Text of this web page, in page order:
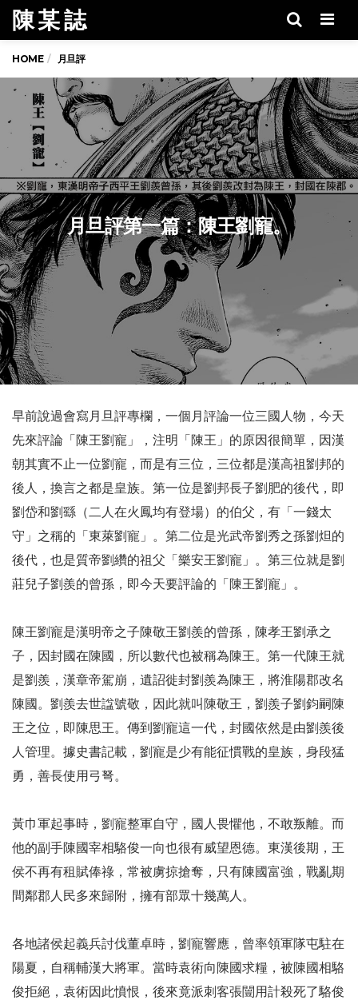
陳 某 誌
HOME 月旦評
月旦評第一篇：陳王劉寵。
早前說過會寫月旦評專欄，一個月評論一位三國人物，今天
先來評論「陳王劉寵」，注明「陳王」的原因很簡單，因漢
朝其實不止一位劉寵，而是有三位，三位都是漢高祖劉邦的
後人，換言之都是皇族。第一位是劉邦長子劉肥的後代，即
劉岱和劉繇（二人在火鳳均有登場）的伯父，有「一錢太
守」之稱的「東萊劉寵」。第二位是光武帝劉秀之孫劉炟的
後代，也是質帝劉纘的祖父「樂安王劉寵」。第三位就是劉
莊兒子劉羨的曾孫，即今天要評論的「陳王劉寵」。
陳王劉寵是漢明帝之子陳敬王劉羨的曾孫，陳孝王劉承之
子，因封國在陳國，所以數代也被稱為陳王。第一代陳王就
是劉羨，漢章帝駕崩，遺詔徙封劉羨為陳王，將淮陽郡改名
陳國。劉羨去世諡號敬，因此就叫陳敬王，劉羨子劉鈞嗣陳
王之位，即陳思王。傳到劉寵這一代，封國依然是由劉羨後
人管理。據史書記載，劉寵是少有能征慣戰的皇族，身段猛
勇，善長使用弓弩。
黃巾軍起事時，劉寵整軍自守，國人畏懼他，不敢叛離。而
他的副手陳國宰相駱俊一向也很有威望恩德。東漢後期，王
侯不再有租賦俸祿，常被虜掠搶奪，只有陳國富強，戰亂期
間鄰郡人民多來歸附，擁有部眾十幾萬人。
各地諸侯起義兵討伐董卓時，劉寵響應，曾率領軍隊屯駐在
陽夏，自稱輔漢大將軍。當時袁術向陳國求糧，被陳國相駱
俊拒絕，袁術因此憤恨，後來竟派刺客張闓用計殺死了駱俊